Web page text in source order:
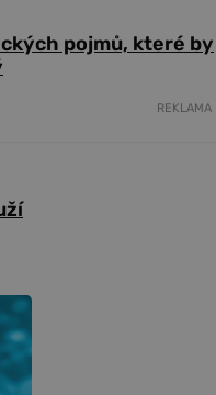
pojmů, které by
REKLAMA